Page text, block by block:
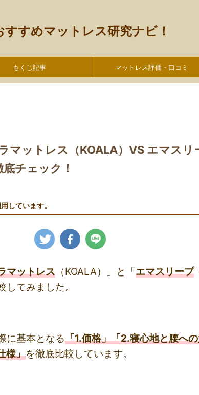
すすめマットレス研究ナビ！
もくじ記事 マットレス評価・口コミ
マットレス（KOALA）VS エマス
チェック！
しています。
マットレス （KOALA）」と「エマスリープ
してみました。
に基本となる「1.価格」「2.寝心地と腰へ
様」を徹底比較しています。